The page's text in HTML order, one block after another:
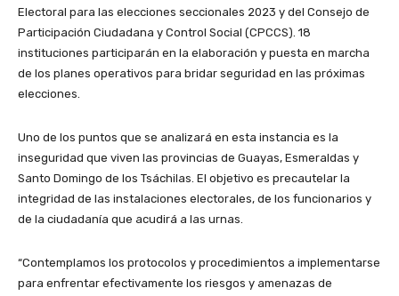
Electoral para las elecciones seccionales 2023 y del Consejo de
Participación Ciudadana y Control Social (CPCCS). 18
instituciones participarán en la elaboración y puesta en marcha
de los planes operativos para bridar seguridad en las próximas
elecciones.
Uno de los puntos que se analizará en esta instancia es la
inseguridad que viven las provincias de Guayas, Esmeraldas y
Santo Domingo de los Tsáchilas. El objetivo es precautelar la
integridad de las instalaciones electorales, de los funcionarios y
de la ciudadanía que acudirá a las urnas.
“Contemplamos los protocolos y procedimientos a implementarse
para enfrentar efectivamente los riesgos y amenazas de